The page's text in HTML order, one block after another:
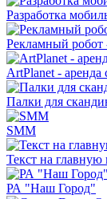
Разработка
Рекламный робот
ArtPlanet - аренда
Палки для
SMM
Текст на главную
РА "Наш Город"